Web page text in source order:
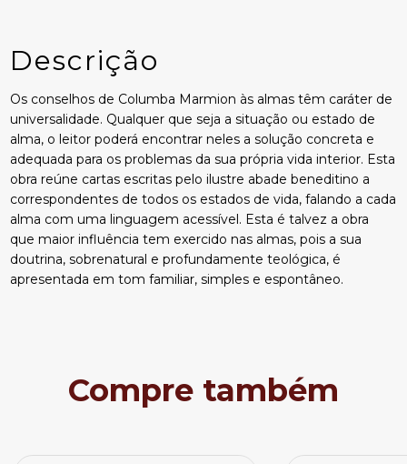
Descrição
Os conselhos de Columba Marmion às almas têm caráter de
universalidade. Qualquer que seja a situação ou estado de
alma, o leitor poderá encontrar neles a solução concreta e
adequada para os problemas da sua própria vida interior. Esta
obra reúne cartas escritas pelo ilustre abade beneditino a
correspondentes de todos os estados de vida, falando a cada
alma com uma linguagem acessível. Esta é talvez a obra
que maior influência tem exercido nas almas, pois a sua
doutrina, sobrenatural e profundamente teológica, é
apresentada em tom familiar, simples e espontâneo.
Compre também